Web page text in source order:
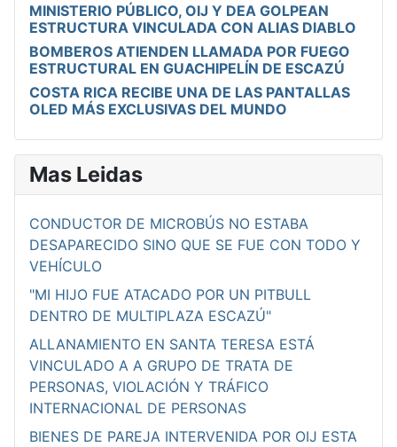
MINISTERIO PÚBLICO, OIJ Y DEA GOLPEAN
ESTRUCTURA VINCULADA CON ALIAS DIABLO
BOMBEROS ATIENDEN LLAMADA POR FUEGO
ESTRUCTURAL EN GUACHIPELÍN DE ESCAZÚ
COSTA RICA RECIBE UNA DE LAS PANTALLAS
OLED MÁS EXCLUSIVAS DEL MUNDO
Mas Leidas
CONDUCTOR DE MICROBÚS NO ESTABA
DESAPARECIDO SINO QUE SE FUE CON TODO Y
VEHÍCULO
"MI HIJO FUE ATACADO POR UN PITBULL
DENTRO DE MULTIPLAZA ESCAZÚ"
ALLANAMIENTO EN SANTA TERESA ESTÁ
VINCULADO A A GRUPO DE TRATA DE
PERSONAS, VIOLACIÓN Y TRÁFICO
INTERNACIONAL DE PERSONAS
BIENES DE PAREJA INTERVENIDA POR OIJ ESTA